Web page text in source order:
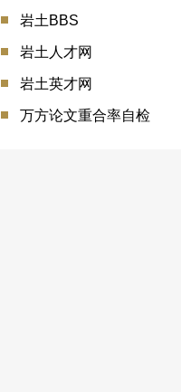
岩土BBS
岩土人才网
岩土英才网
万方论文重合率自检